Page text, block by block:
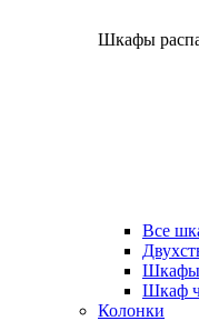
Шкафы
Все
Шкафы
Шкаф
Колонки